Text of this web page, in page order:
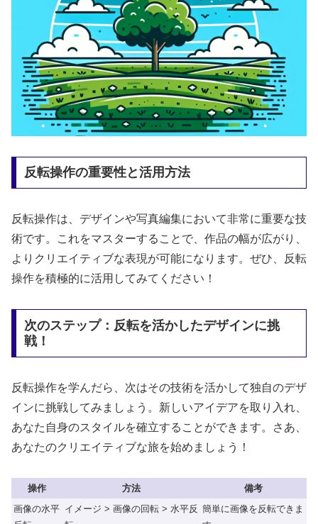
反転操作の重要性と活用方法
反転操作は、デザインや写真編集において非常に重要な技
術です。これをマスターすることで、作品の幅が広がり、
よりクリエイティブな表現が可能になります。ぜひ、反転
操作を積極的に活用してみてください！
次のステップ：反転を活かしたデザインに挑
戦！
反転操作を学んだら、次はその技術を活かして独自のデザ
インに挑戦してみましょう。新しいアイデアを取り入れ、
あなた自身のスタイルを確立することができます。さあ、
あなたのクリエイティブな旅を始めましょう！
操作 方法
備考
画像の水平 イメージ > 画像の回転 > 水平反 簡単に画像を反転できま